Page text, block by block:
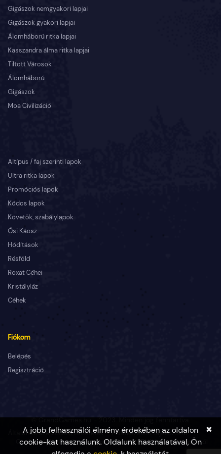
Gigászok nemgyakori lapjai
Gigászok gyakori lapjai
Álomháború ritka lapjai
Kasszandra álma ritka lapjai
Tiltott Városok
Álomháború
Gigászok
Moa Civilizáció
Altípus / faj szerinti lapok
Ultra ritka lapok
Promóciós lapok
Kódos lapok
Követők, szabálylapok
Ősi Káosz
Hódítások
Résföld
Roxat Céhei
Kristályláz
Céhek
Fiókom
Belépés
Regisztráció
© GrandGames.hu - 2023. Minden jog fenntartva.
Általános szerződési feltételek
Adatkezelési tájékoztató
Cookie tájékoztató
Fogyasztó Barát Elállás a szerződéstől
A jobb felhasználói élmény érdekében az oldalon
cookie-kat használunk. Oldalunk használatával, Ön
✖